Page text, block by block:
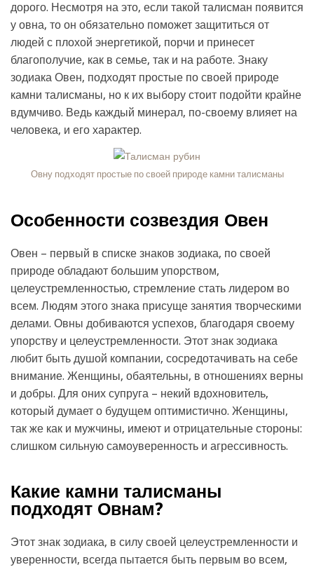
дорого. Несмотря на это, если такой талисман появится
у овна, то он обязательно поможет защититься от
людей с плохой энергетикой, порчи и принесет
благополучие, как в семье, так и на работе. Знаку
зодиака Овен, подходят простые по своей природе
камни талисманы, но к их выбору стоит подойти крайне
вдумчиво. Ведь каждый минерал, по-своему влияет на
человека, и его характер.
Овну подходят простые по своей природе камни талисманы
Особенности созвездия Овен
Овен – первый в списке знаков зодиака, по своей
природе обладают большим упорством,
целеустремленностью, стремление стать лидером во
всем. Людям этого знака присуще занятия творческими
делами. Овны добиваются успехов, благодаря своему
упорству и целеустремленности. Этот знак зодиака
любит быть душой компании, сосредотачивать на себе
внимание. Женщины, обаятельны, в отношениях верны
и добры. Для оних супруга – некий вдохновитель,
который думает о будущем оптимистично. Женщины,
так же как и мужчины, имеют и отрицательные стороны:
слишком сильную самоуверенность и агрессивность.
Какие камни талисманы
подходят Овнам?
Этот знак зодиака, в силу своей целеустремленности и
уверенности, всегда пытается быть первым во всем,